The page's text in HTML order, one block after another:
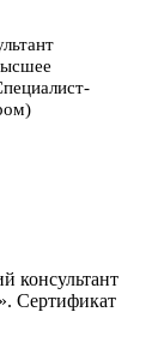
консультант
Сертификат